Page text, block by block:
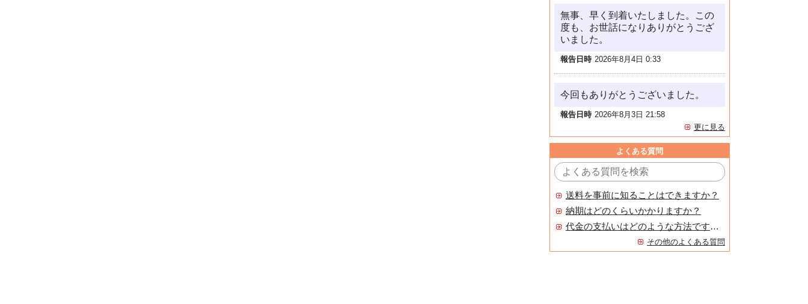
無事、早く到着いたしました。この
度も、お世話になりありがとうござ
いました。
報告日時 2026年8月4日 0:33
今回もありがとうございました。
報告日時 2026年8月3日 21:58
更に見る
よくある質問
送料を事前に知ることはできますか？
納期はどのくらいかかりますか？
代金の支払いはどのような方法ですか？
その他のよくある質問